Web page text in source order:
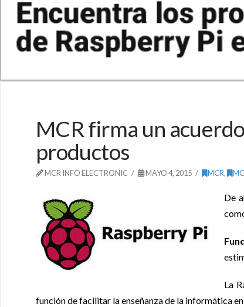
MCR firma un
productos
MCR INFO ELECTRONIC MAYO 4, 2015 MCR,
De
La
función de facilitar la enseñanza de la informática